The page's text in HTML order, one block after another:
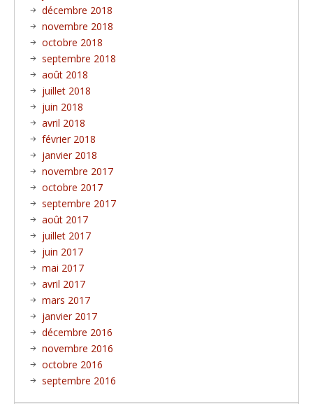
décembre 2018
novembre 2018
octobre 2018
septembre 2018
août 2018
juillet 2018
juin 2018
avril 2018
février 2018
janvier 2018
novembre 2017
octobre 2017
septembre 2017
août 2017
juillet 2017
juin 2017
mai 2017
avril 2017
mars 2017
janvier 2017
décembre 2016
novembre 2016
octobre 2016
septembre 2016